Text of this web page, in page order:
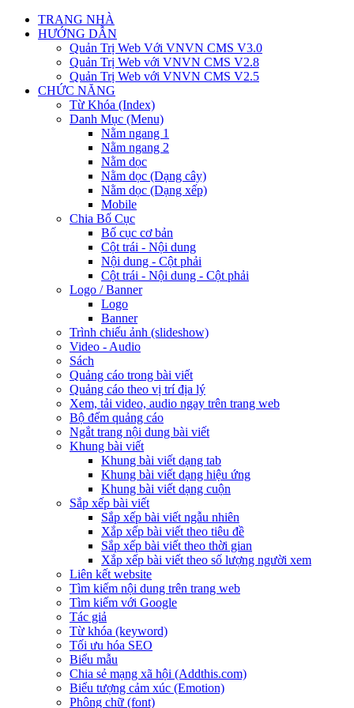
TRANG NHÀ
HƯỚNG DẪN
Quản Trị Web Với VNVN CMS V3.0
Quản Trị Web với VNVN CMS V2.8
Quản Trị Web với VNVN CMS V2.5
CHỨC NĂNG
Từ Khóa (Index)
Danh Mục (Menu)
Nằm ngang 1
Nằm ngang 2
Nằm dọc
Nằm dọc (Dạng cây)
Nằm dọc (Dạng xếp)
Mobile
Chia Bố Cục
Bố cục cơ bản
Cột trái - Nội dung
Nội dung - Cột phải
Cột trái - Nội dung - Cột phải
Logo / Banner
Logo
Banner
Trình chiếu ảnh (slideshow)
Video - Audio
Sách
Quảng cáo trong bài viết
Quảng cáo theo vị trí địa lý
Xem, tải video, audio ngay trên trang web
Bộ đếm quảng cáo
Ngắt trang nội dung bài viết
Khung bài viết
Khung bài viết dạng tab
Khung bài viết dạng hiệu ứng
Khung bài viết dạng cuộn
Sắp xếp bài viết
Sắp xếp bài viết ngẫu nhiên
Xắp xếp bài viết theo tiêu đề
Sắp xếp bài viết theo thời gian
Xắp xếp bài viết theo số lượng người xem
Liên kết website
Tìm kiếm nội dung trên trang web
Tìm kiếm với Google
Tác giả
Từ khóa (keyword)
Tối ưu hóa SEO
Biểu mẫu
Chia sẻ mạng xã hội (Addthis.com)
Biểu tượng cảm xúc (Emotion)
Phông chữ (font)